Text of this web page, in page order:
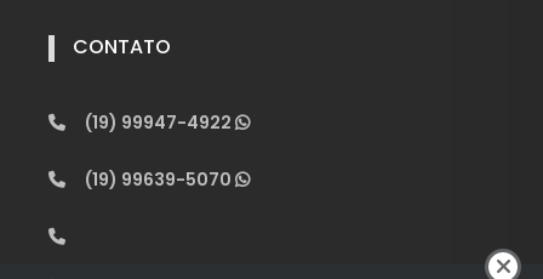
CONTATO
(19) 99947-4922
(19) 99639-5070